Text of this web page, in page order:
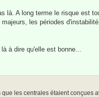
là. A long terme le risque est
les périodes
à dire qu'elle est bonne...
les centrales étaient conçues